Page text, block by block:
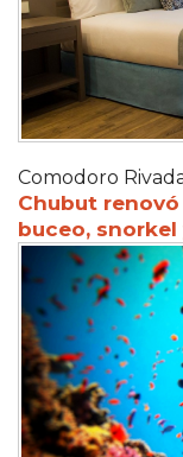
Comodoro
Chubut
buceo,